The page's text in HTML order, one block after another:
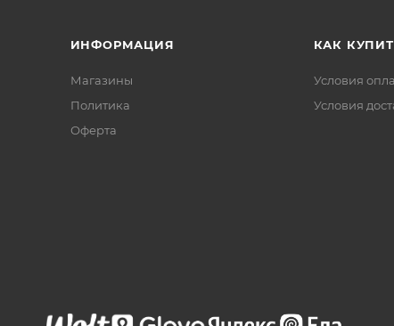
ИНФОРМАЦИЯ
Магазины
Политика
Офертa
КАК
Условия
Условия